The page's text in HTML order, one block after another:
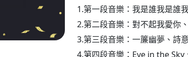
1.第一段音樂：我是誰我是誰
2.第二段音樂：對不起我愛你
3.第三段音樂：一簾幽夢、詩
4.第四段音樂：Eye in the